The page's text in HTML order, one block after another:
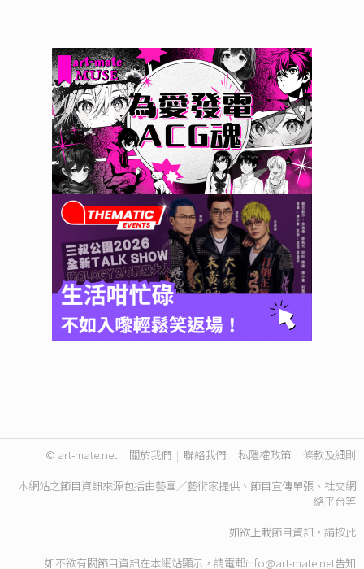
© art-mate.net | 關於我們 | 聯絡我們 | 私隱權政策 | 條款及細則
本網站之節目資訊來源包括由藝團／藝術家提供、節目宣傳單張、社交網
絡平台等
如欲上載節目資訊，請按此
如不欲有關節目資訊在本網站顯示，請電郵info@art-mate.net告知